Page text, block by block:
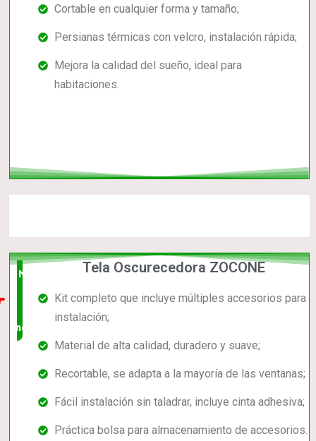
Cortable en cualquier forma y tamaño;
Persianas térmicas con velcro, instalación rápida;
Mejora la calidad del sueño, ideal para
habitaciones.
Nuevo
en el
mercado
Tela Oscurecedora ZOCONE
Kit completo que incluye múltiples accesorios para
instalación;
Material de alta calidad, duradero y suave;
Recortable, se adapta a la mayoría de las ventanas;
Fácil instalación sin taladrar, incluye cinta adhesiva;
Práctica bolsa para almacenamiento de accesorios.